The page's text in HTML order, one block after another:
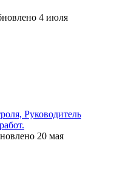
4 июля
Руководитель
20 мая